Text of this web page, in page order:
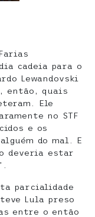
cadeia para o
Lewandovski
então, quais
Ele
no STF
e os
do mal. E
deveria estar
parcialidade
Lula preso
entre o então